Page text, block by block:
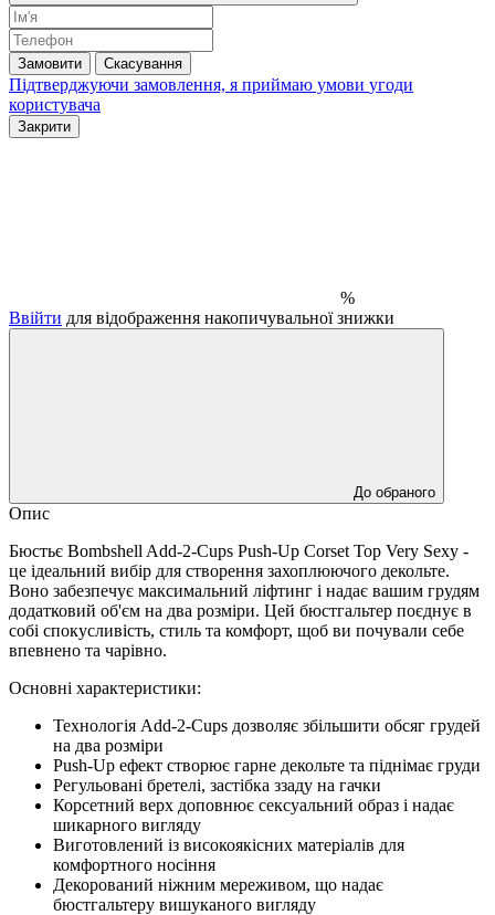
Замовити Скасування
Підтверджуючи замовлення, я приймаю умови угоди
користувача
Закрити
%
Ввійти для відображення накопичувальної знижки
До обраного
Опис
Бюстьє Bombshell Add-2-Cups Push-Up Corset Top Very Sexy -
це ідеальний вибір для створення захоплюючого декольте.
Воно забезпечує максимальний ліфтинг і надає вашим грудям
додатковий об'єм на два розміри. Цей бюстгальтер поєднує в
собі спокусливість, стиль та комфорт, щоб ви почували себе
впевнено та чарівно.
Основні характеристики:
Технологія Add-2-Cups дозволяє збільшити обсяг грудей
на два розміри
Push-Up ефект створює гарне декольте та піднімає груди
Регульовані бретелі, застібка ззаду на гачки
Корсетний верх доповнює сексуальний образ і надає
шикарного вигляду
Виготовлений із високоякісних матеріалів для
комфортного носіння
Декорований ніжним мереживом, що надає
бюстгальтеру вишуканого вигляду